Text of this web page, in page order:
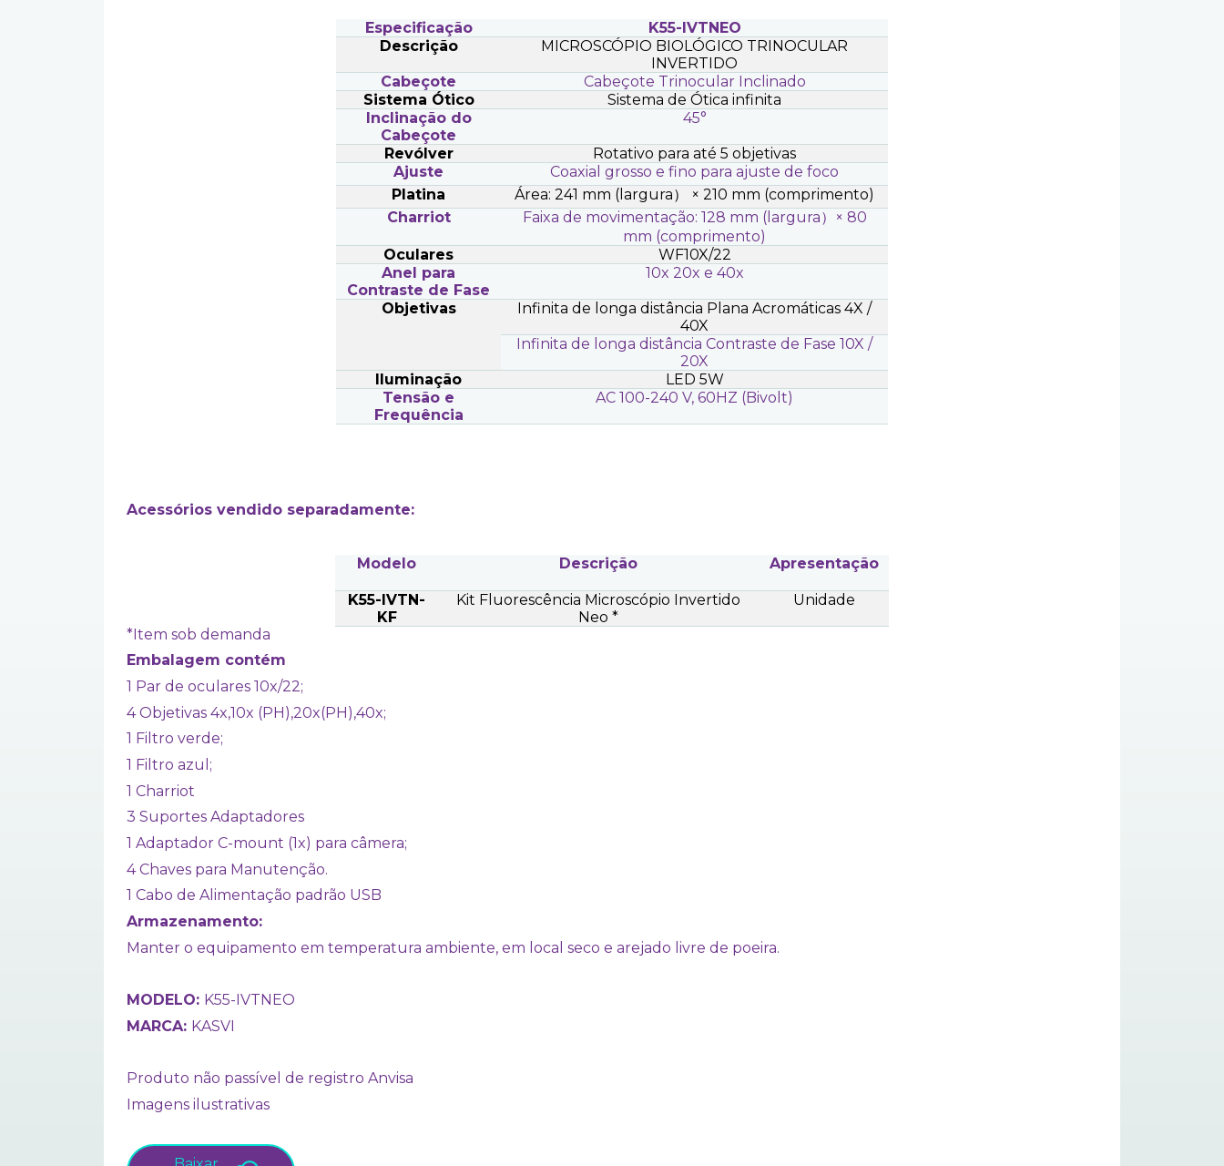
Especificação
K55-IVTNEO
Descrição
MICROSCÓPIO BIOLÓGICO TRINOCULAR
INVERTIDO
Cabeçote
Cabeçote Trinocular Inclinado
Sistema Ótico
Sistema de Ótica infinita
Inclinação do
Cabeçote
45°
Revólver
Rotativo para até 5 objetivas
Ajuste
Coaxial grosso e fino para ajuste de foco
Platina
Área: 241 mm (largura）
× 210 mm (comprimento)
Charriot
Faixa de movimentação: 128 mm (largura）
× 80
mm (comprimento)
Oculares
WF10X/22
Anel para
Contraste de Fase
10x 20x e 40x
Objetivas
Infinita de longa distância Plana Acromáticas 4X /
40X
Infinita de longa distância Contraste de Fase 10X /
20X
Iluminação
LED 5W
Tensão e
Frequência
AC 100-240 V, 60HZ (Bivolt)
Acessórios vendido separadamente:
Modelo Descrição Apresentação
K55-IVTN-
KF
Kit Fluorescência Microscópio Invertido
Neo *
Unidade
*Item sob demanda
Embalagem contém
1 Par de oculares 10x/22;
4 Objetivas 4x,10x (PH),20x(PH),40x;
1 Filtro verde;
1 Filtro azul;
1 Charriot
3 Suportes Adaptadores
1 Adaptador C-mount (1x) para câmera;
4 Chaves para Manutenção.
1 Cabo de Alimentação padrão USB
Armazenamento:
Manter o equipamento em temperatura ambiente, em local seco e arejado livre de poeira.
MODELO: K55-IVTNEO
MARCA: KASVI
Produto não passível de registro Anvisa
Imagens ilustrativas